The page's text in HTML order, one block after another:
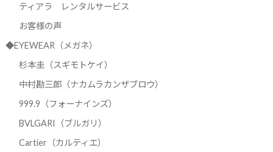
ティアラ レンタルサービス
お客様の声
◆EYEWEAR（メガネ）
杉本圭（スギモトケイ）
中村勘三郎（ナカムラカンザブロウ）
999.9（フォーナインズ）
BVLGARI（ブルガリ）
Cartier（カルティエ）